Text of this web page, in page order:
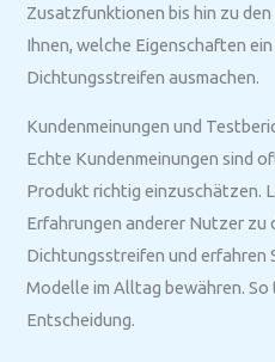
Zusatzfunktionen bis hin zu
Ihnen, welche Eigenschaften
Dichtungsstreifen ausmachen.
Kundenmeinungen und
Echte Kundenmeinungen sind
Produkt richtig einzuschätzen.
Erfahrungen anderer Nutzer zu
Dichtungsstreifen und erfahren
Modelle im Alltag bewähren.
Entscheidung.